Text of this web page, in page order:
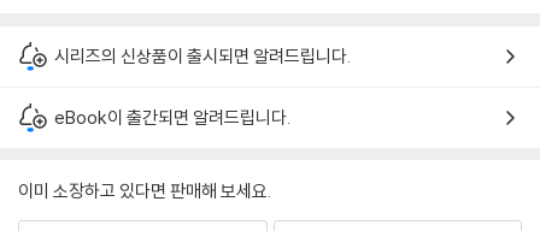
시리즈의 신상품이 출시되면 알려드립니다.
eBook이 출간되면 알려드립니다.
이미 소장하고 있다면 판매해 보세요.